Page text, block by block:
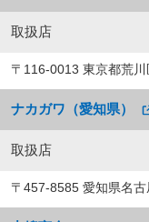
取扱店
〒116-0013 東京都荒
ナカガワ（愛知県）
取扱店
〒457-8585 愛知県名